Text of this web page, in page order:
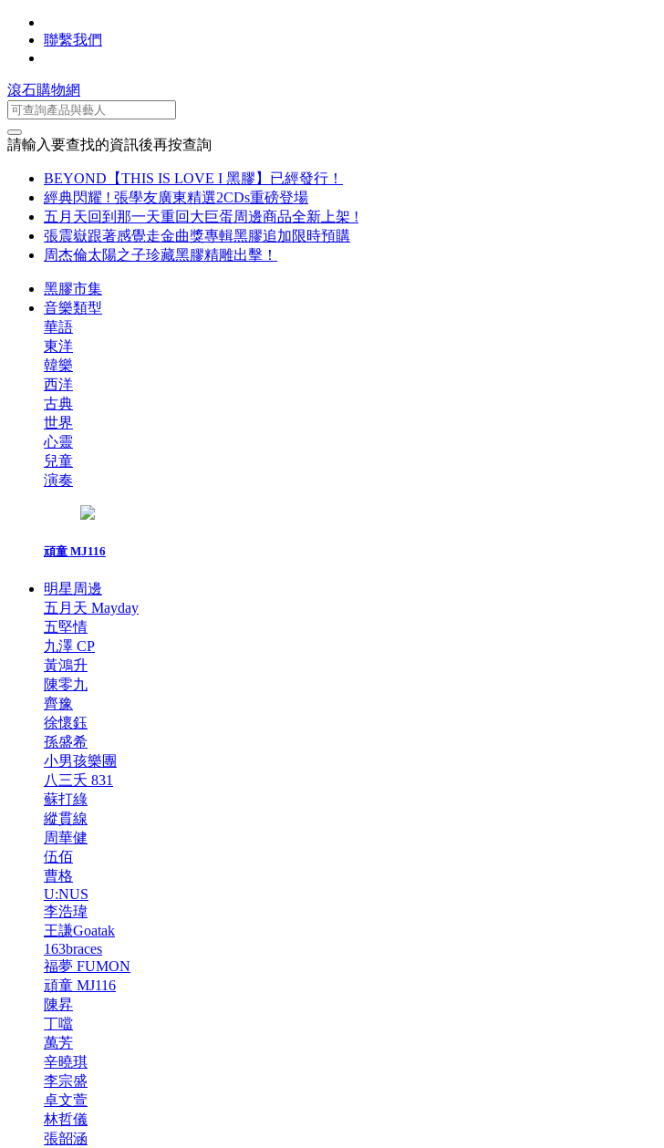
聯繫我們
滾石購物網
請輸入要查找的資訊後再按查詢
BEYOND【THIS IS LOVE I 黑膠】已經發行！
經典閃耀 ! 張學友廣東精選2CDs重磅登場
五月天回到那一天重回大巨蛋周邊商品全新上架 !
張震嶽跟著感覺走金曲獎專輯黑膠追加限時預購
周杰倫太陽之子珍藏黑膠精雕出擊！
黑膠市集
音樂類型
華語
東洋
韓樂
西洋
古典
世界
心靈
兒童
演奏
頑童 MJ116
明星周邊
五月天 Mayday
五堅情
九澤 CP
黃鴻升
陳零九
齊豫
徐懷鈺
孫盛希
小男孩樂團
八三夭 831
蘇打綠
縱貫線
周華健
伍佰
曹格
U:NUS
李浩瑋
王謙Goatak
163braces
福夢 FUMON
頑童 MJ116
陳昇
丁噹
萬芳
辛曉琪
李宗盛
卓文萱
林哲儀
張韶涵